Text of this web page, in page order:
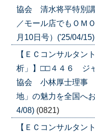
協会 清水将平特別
／モール店でもＯＭ
月10日号）('25/04/15)
【ＥＣコンサルタン
析」】□□４４６ ジ
協会 小林厚士理事
地」の魅力を全国へ
4/08) (0821)
【ＥＣコンサルタン